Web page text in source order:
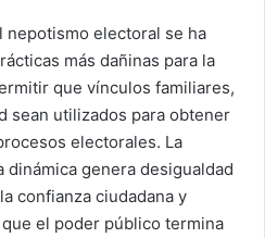
electoral se ha
más dañinas para la
que vínculos familiares,
sean utilizados para obtener
electorales. La
genera desigualdad
confianza ciudadana y
el poder público termina